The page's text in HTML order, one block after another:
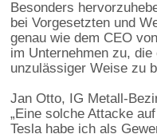
Besonders
bei Vorgesetzten und
genau wie dem CEO
im Unternehmen zu,
unzulässiger Weise zu
Jan Otto, IG Metall-
„Eine solche Attacke
Tesla habe ich als